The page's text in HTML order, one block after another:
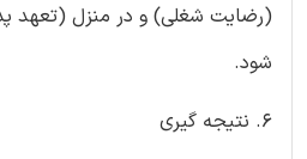
(رضایت شغلی) و در منزل (تعهد
شود.
6. نتیجه گیری